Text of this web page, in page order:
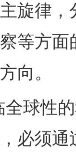
旋律
等方
向。
球性的
必须